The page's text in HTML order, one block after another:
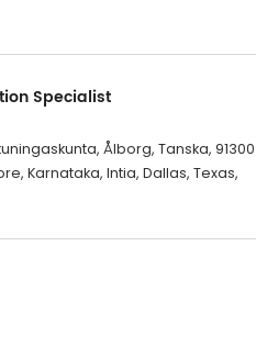
Specialist
Ålborg, Tanska, 91300
Karnataka, Intia, Dallas, Texas,